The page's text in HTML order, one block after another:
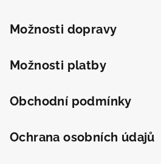
Možnosti dopravy
Možnosti platby
Obchodní podmínky
Ochrana osobních údajů